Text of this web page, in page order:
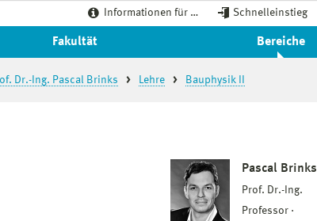
Informationen für … Schnelleinstieg
Fakultät Bereiche
Dr.-Ing. Pascal Brinks Lehre Bauphysik II
Pascal Brinks
Prof. Dr.-Ing.
Professor